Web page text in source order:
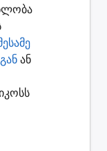
ან